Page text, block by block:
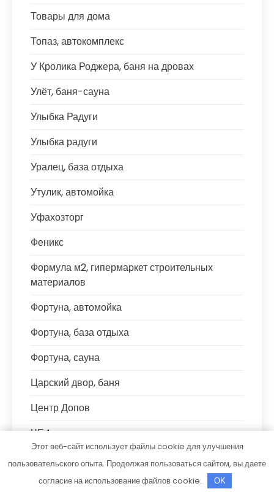
Товары для дома
Топаз, автокомплекс
У Кролика Роджера, баня на дровах
Улёт, баня-сауна
Улыбка Радуги
Улыбка радуги
Уралец, база отдыха
Утулик, автомойка
Уфахозторг
Феникс
Формула м2, гипермаркет строительных
материалов
Фортуна, автомойка
Фортуна, база отдыха
Фортуна, сауна
Царский двор, баня
Центр Допов
ЧЕ4, сауна
Шале, банный комплекс
Этот веб-сайт использует файлы cookie для улучшения
пользовательского опыта. Продолжая пользоваться сайтом, вы даете
согласие на использование файлов cookie.
OK